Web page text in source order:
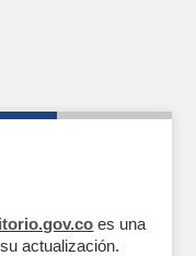
es una
actualización.